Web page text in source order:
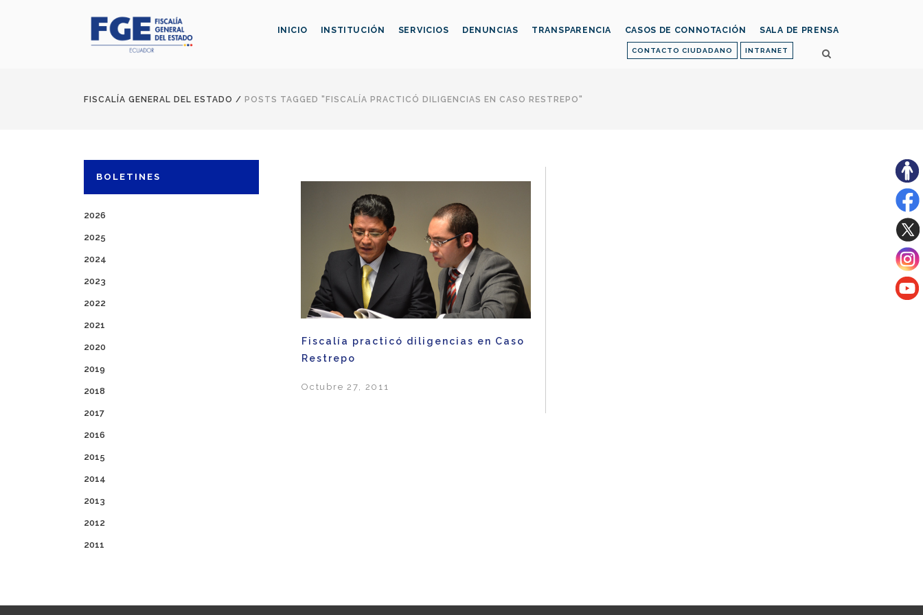
CONTACTO CIUDADANO INTRANET
INICIO INSTITUCIÓN SERVICIOS DENUNCIAS TRANSPARENCIA CASOS DE CONNOTACIÓN SALA DE PRENSA
FISCALÍA GENERAL DEL ESTADO / POSTS TAGGED "FISCALÍA PRACTICÓ DILIGENCIAS EN CASO RESTREPO"
BOLETINES
2026
2025
2024
2023
2022
2021
2020
2019
2018
2017
2016
2015
2014
2013
2012
2011
Fiscalía practicó diligencias en Caso
Restrepo
Octubre 27, 2011